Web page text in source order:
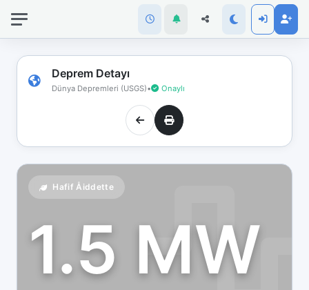
Deprem Detayı
Dünya Depremleri (USGS)• Onaylı
Hafif Åiddette
1.5 MW
bağlantınız
koptu!
Çevrimdışı
moddasınız.